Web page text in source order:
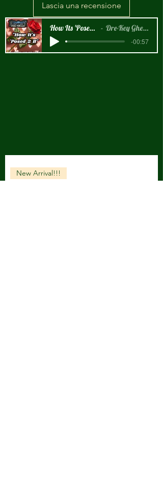
Lascia una recensione
How Its 'Posed 2 B Snippet Dre-Key Ghett Millionaire
-00:57
New Arrival!!!